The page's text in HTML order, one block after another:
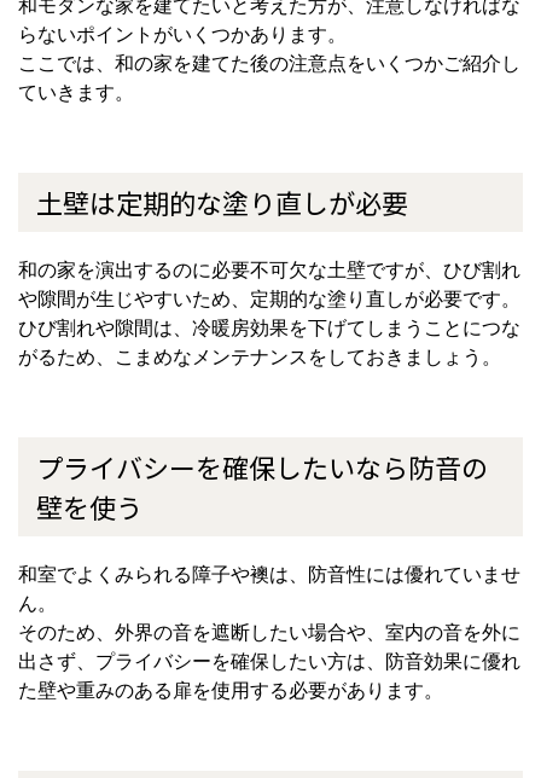
和モダンな家を建てたいと考えた方が、注意しなければな
らないポイントがいくつかあります。
ここでは、和の家を建てた後の注意点をいくつかご紹介し
ていきます。
土壁は定期的な塗り直しが必要
和の家を演出するのに必要不可欠な土壁ですが、ひび割れ
や隙間が生じやすいため、定期的な塗り直しが必要です。
ひび割れや隙間は、冷暖房効果を下げてしまうことにつな
がるため、こまめなメンテナンスをしておきましょう。
プライバシーを確保したいなら防音の
壁を使う
和室でよくみられる障子や襖は、防音性には優れていませ
ん。
そのため、外界の音を遮断したい場合や、室内の音を外に
出さず、プライバシーを確保したい方は、防音効果に優れ
た壁や重みのある扉を使用する必要があります。